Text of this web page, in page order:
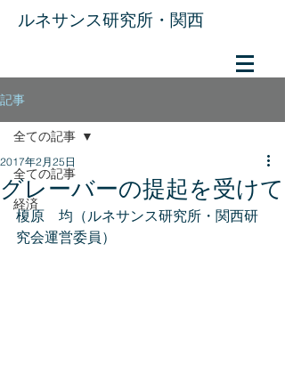
​ルネサンス研究所・関西
記事
全ての記事
経済
全ての記事
グレーバーの提起を受けて
2017年2月25日
榎原　均（ルネサンス研究所・関西研
究会運営委員）